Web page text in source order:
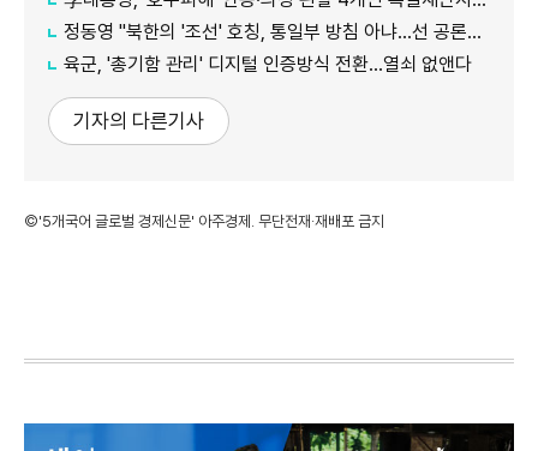
정동영 "북한의 '조선' 호칭, 통일부 방침 아냐...선 공론화 먼저"
육군, '총기함 관리' 디지털 인증방식 전환…열쇠 없앤다
기자의 다른기사
©'5개국어 글로벌 경제신문' 아주경제. 무단전재·재배포 금지